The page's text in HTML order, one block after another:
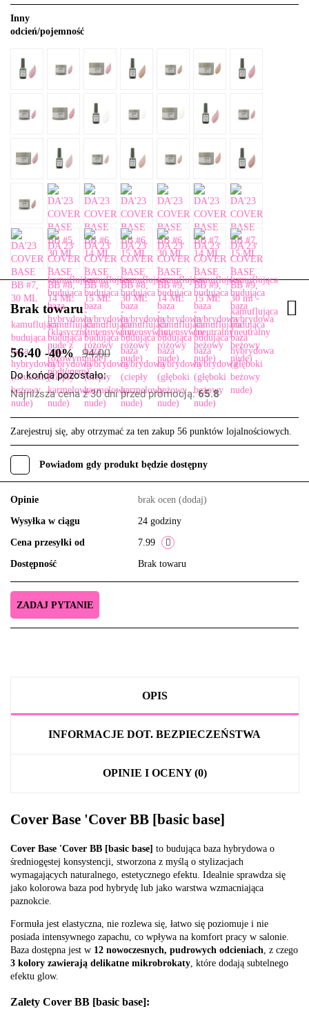
Inny
odcień/pojemność
Brak towaru
56.40 -40% 94.00
Do końca pozostało:
Najniższa cena z 30 dni przed promocją:65.8
Zarejestruj się, aby otrzymać za ten zakup 56 punktów lojalnościowych.
Powiadom gdy produkt będzie dostępny
Opinie brak ocen (dodaj)
Wysyłka w ciągu 24 godziny
Cena przesyłki od 7.99
Dostępność Brak towaru
ZADAJ PYTANIE
OPIS
INFORMACJE DOT. BEZPIECZEŃSTWA
OPINIE I OCENY (0)
Cover Base 'Cover BB [basic base]
Cover Base 'Cover BB [basic base] to budująca baza hybrydowa o
średniogęstej konsystencji, stworzona z myślą o stylizacjach
wymagających naturalnego, estetycznego efektu. Idealnie sprawdza się
jako kolorowa baza pod hybrydę lub jako warstwa wzmacniająca
paznokcie.
Formuła jest elastyczna, nie rozlewa się, łatwo się poziomuje i nie
posiada intensywnego zapachu, co wpływa na komfort pracy w salonie.
Baza dostępna jest w 12 nowoczesnych, pudrowych odcieniach , z czego
3 kolory zawierają delikatne mikrobrokaty , które dodają subtelnego
efektu glow.
Zalety Cover BB [basic base]: